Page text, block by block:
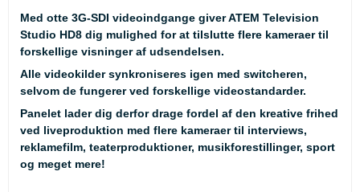
Med otte 3G-SDI videoindgange giver ATEM Television
Studio HD8 dig mulighed for at tilslutte flere kameraer til
forskellige visninger af udsendelsen.
Alle videokilder synkroniseres igen med switcheren,
selvom de fungerer ved forskellige videostandarder.
Panelet lader dig derfor drage fordel af den kreative frihed
ved liveproduktion med flere kameraer til interviews,
reklamefilm, teaterproduktioner, musikforestillinger, sport
og meget mere!